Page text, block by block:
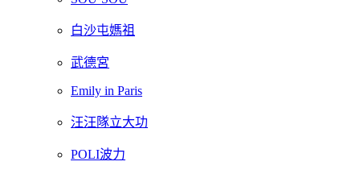
白沙屯媽祖
武德宮
Emily in Paris
汪汪隊立大功
POLI波力